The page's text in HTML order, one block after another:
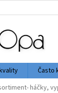
Často
háčky,